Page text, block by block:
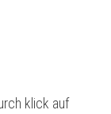
klick auf